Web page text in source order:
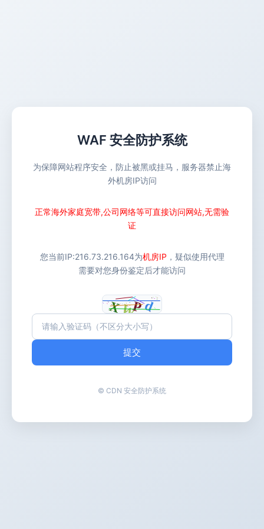
WAF 安全防护系统
为保障网站程序安全，防止被黑或挂马，服务器禁止海
外机房IP访问
正常海外家庭宽带,公司网络等可直接访问网站,无需验
证
您当前IP:216.73.216.164为机房IP ，疑似使用代理
需要对您身份鉴定后才能访问
提交
© CDN 安全防护系统